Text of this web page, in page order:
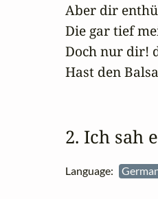
Aber dir
Die gar tief
Doch nur dir!
Hast den
2. Ich sah
Language: